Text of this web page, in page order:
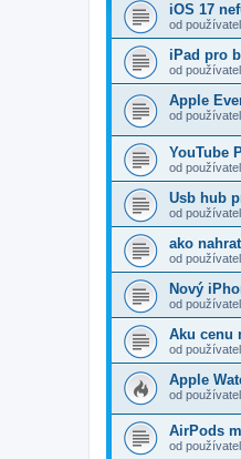
iOS 17
od
iPad pro
od
Apple
od
YouTube
od
Usb hub
od
ako
od
Nový
od
Aku cenu
od
Apple
od
AirPods
od